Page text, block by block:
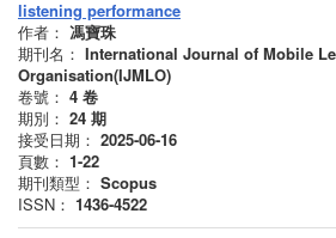
listening performance
作者： 馮寶珠
期刊名： International Journal of Mobile
Organisation(IJMLO)
卷號： 4 卷
期別： 24 期
接受日期： 2025-06-16
頁數： 1-22
期刊類型： Scopus
ISSN： 1436-4522